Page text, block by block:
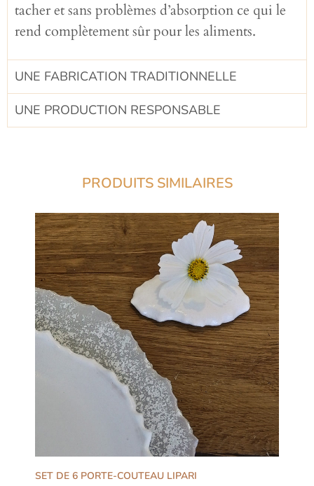
tacher et sans problèmes d’absorption ce qui le
rend complètement sûr pour les aliments.
UNE FABRICATION TRADITIONNELLE​
UNE PRODUCTION RESPONSABLE​
PRODUITS SIMILAIRES
SET DE 6 PORTE-COUTEAU LIPARI